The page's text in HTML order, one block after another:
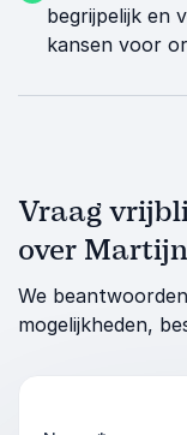
begrijpelijk en
kansen voor
Vraag
over
We
mogelijkheden,